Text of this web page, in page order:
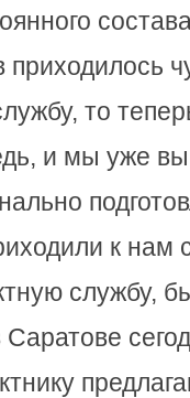
то
и мы уже
к нам
службу,